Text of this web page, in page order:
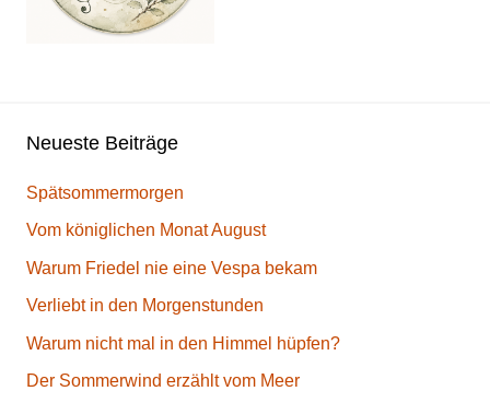
Neueste Beiträge
Spätsommermorgen
Vom königlichen Monat August
Warum Friedel nie eine Vespa bekam
Verliebt in den Morgenstunden
Warum nicht mal in den Himmel hüpfen?
Der Sommerwind erzählt vom Meer